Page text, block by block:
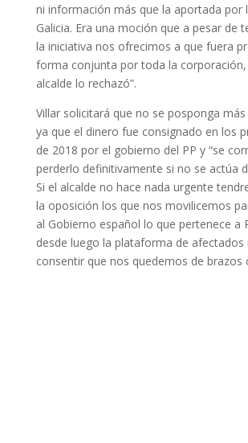
ni información más que la aportada por
Galicia. Era una moción que a pesar de
la iniciativa nos ofrecimos a que fuera
forma conjunta por toda la corporación,
alcalde lo rechazó”.
Villar solicitará que no se posponga
ya que el dinero fue consignado en los
de 2018 por el gobierno del PP y “se
perderlo definitivamente si no se actúa
Si el alcalde no hace nada urgente
la oposición los que nos movilicemos
al Gobierno español lo que pertenece a
desde luego la plataforma de afectados
consentir que nos quedemos de brazos